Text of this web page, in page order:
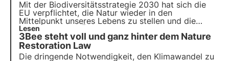
Mit der Biodiversitätsstrategie 2030 hat sich die
EU verpflichtet, die Natur wieder in den
Mittelpunkt unseres Lebens zu stellen und die
Zerstörung von Ökosystemen rückgängig zu
machen.Durch die Übernahme einer Patenschaft
für einen 3Bee-Baum
die biologische Vielfalt zum Wohl der Menschen,
Lesen
3Bee steht voll und ganz hinter dem Nature
Restoration Law
Die dringende Notwendigkeit, den Klimawandel zu